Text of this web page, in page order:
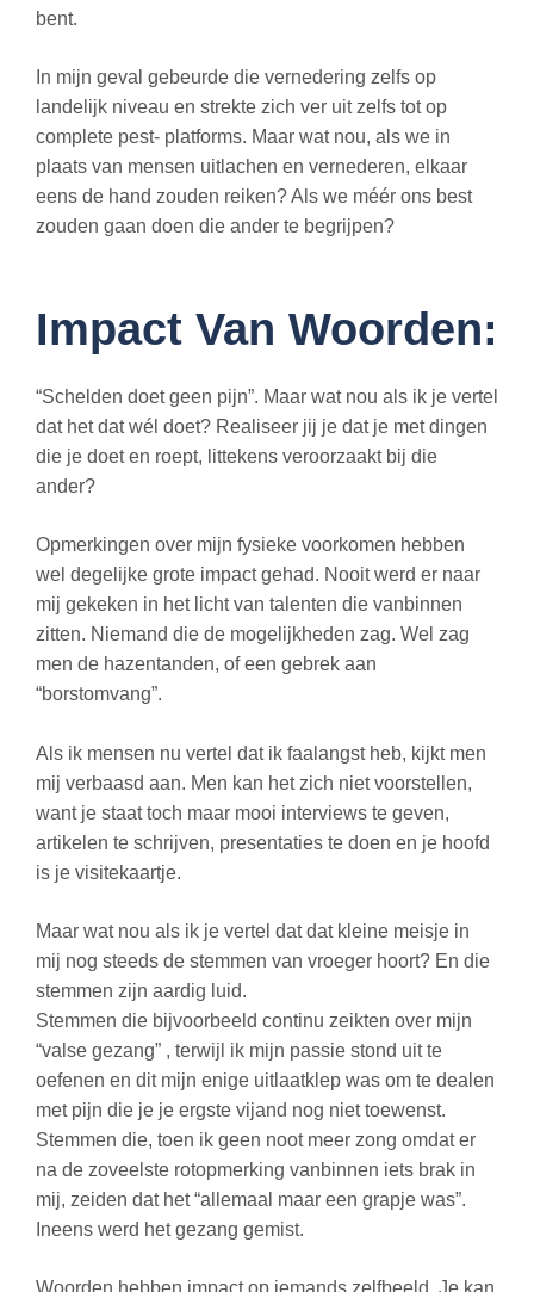
bent.
In mijn geval gebeurde die vernedering zelfs op
landelijk niveau en strekte zich ver uit zelfs tot op
complete pest- platforms. Maar wat nou, als we in
plaats van mensen uitlachen en vernederen, elkaar
eens de hand zouden reiken? Als we méér ons best
zouden gaan doen die ander te begrijpen?
Impact Van Woorden:
“Schelden doet geen pijn”. Maar wat nou als ik je vertel
dat het dat wél doet? Realiseer jij je dat je met dingen
die je doet en roept, littekens veroorzaakt bij die
ander?
Opmerkingen over mijn fysieke voorkomen hebben
wel degelijke grote impact gehad. Nooit werd er naar
mij gekeken in het licht van talenten die vanbinnen
zitten. Niemand die de mogelijkheden zag. Wel zag
men de hazentanden, of een gebrek aan
“borstomvang”.
Als ik mensen nu vertel dat ik faalangst heb, kijkt men
mij verbaasd aan. Men kan het zich niet voorstellen,
want je staat toch maar mooi interviews te geven,
artikelen te schrijven, presentaties te doen en je hoofd
is je visitekaartje.
Maar wat nou als ik je vertel dat dat kleine meisje in
mij nog steeds de stemmen van vroeger hoort? En die
stemmen zijn aardig luid.
Stemmen die bijvoorbeeld continu zeikten over mijn
“valse gezang” , terwijl ik mijn passie stond uit te
oefenen en dit mijn enige uitlaatklep was om te dealen
met pijn die je je ergste vijand nog niet toewenst.
Stemmen die, toen ik geen noot meer zong omdat er
na de zoveelste rotopmerking vanbinnen iets brak in
mij, zeiden dat het “allemaal maar een grapje was”.
Ineens werd het gezang gemist.
Woorden hebben impact op iemands zelfbeeld. Je kan